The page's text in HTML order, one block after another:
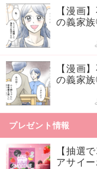
【漫画
の義家
【漫画
の義家
プレゼント情報
【抽選
アサイ